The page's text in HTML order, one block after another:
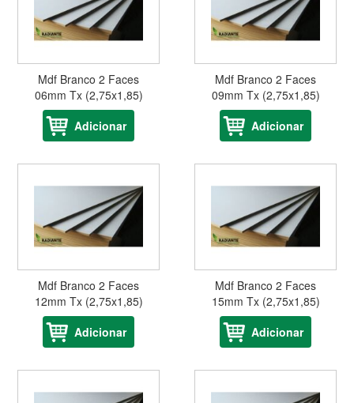
Mdf Branco 2 Faces
06mm Tx (2,75x1,85)
Adicionar
Mdf Branco 2 Faces
09mm Tx (2,75x1,85)
Adicionar
Mdf Branco 2 Faces
12mm Tx (2,75x1,85)
Adicionar
Mdf Branco 2 Faces
15mm Tx (2,75x1,85)
Adicionar